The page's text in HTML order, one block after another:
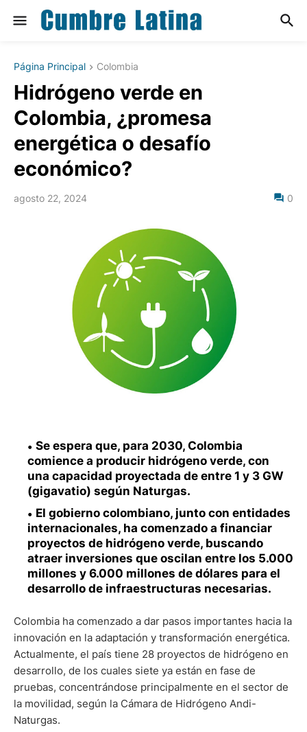
Página Principal Colombia
Hidrógeno verde en
Colombia, ¿promesa
energética o desafío
económico?
agosto 22, 2024 0
Se espera que, para 2030, Colombia
comience a producir hidrógeno verde, con
una capacidad proyectada de entre 1 y 3 GW
(gigavatio) según Naturgas.
El gobierno colombiano, junto con entidades
internacionales, ha comenzado a financiar
proyectos de hidrógeno verde, buscando
atraer inversiones que oscilan entre los 5.000
millones y 6.000 millones de dólares para el
desarrollo de infraestructuras necesarias.
Colombia ha comenzado a dar pasos importantes hacia la
innovación en la adaptación y transformación energética.
Actualmente, el país tiene 28 proyectos de hidrógeno en
desarrollo, de los cuales siete ya están en fase de
pruebas, concentrándose principalmente en el sector de
la movilidad, según la Cámara de Hidrógeno Andi-
Naturgas.